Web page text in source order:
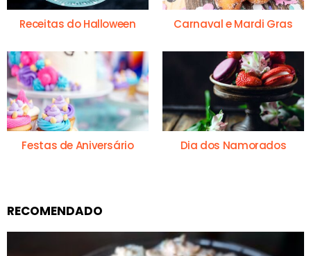
Receitas do Halloween Carnaval e Mardi Gras
Festas de Aniversário Dia dos Namorados
RECOMENDADO